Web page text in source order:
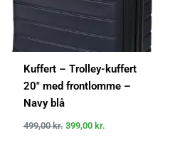
Kuffert – Trolley-kuffert
20″ med frontlomme –
Navy blå
499,00kr. 399,00 kr.